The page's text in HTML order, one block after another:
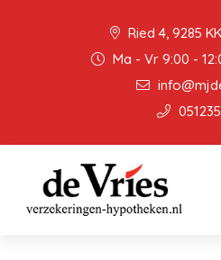
Ried 4, 9285
Ma - Vr 9:00 -